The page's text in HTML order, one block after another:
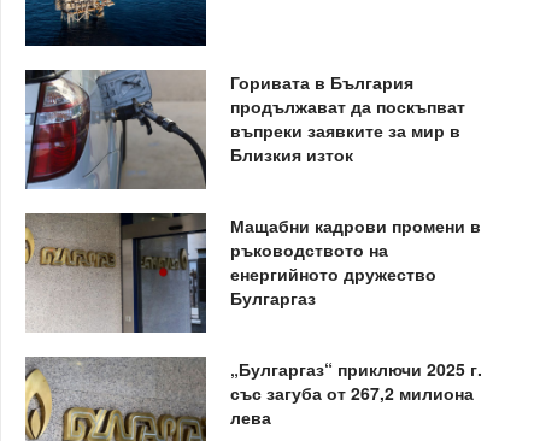
Горивата в България
продължават да поскъпват
въпреки заявките за мир в
Близкия изток
Мащабни кадрови промени в
ръководството на
енергийното дружество
Булгаргаз
„Булгаргаз“ приключи 2025 г.
със загуба от 267,2 милиона
лева